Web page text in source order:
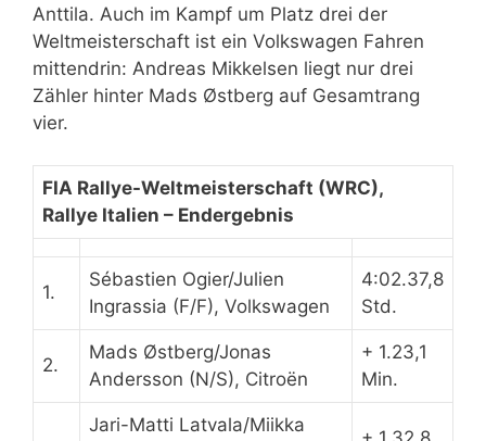
Anttila. Auch im Kampf um Platz drei der
Weltmeisterschaft ist ein Volkswagen Fahren
mittendrin: Andreas Mikkelsen liegt nur drei
Zähler hinter Mads Østberg auf Gesamtrang
vier.
FIA Rallye-Weltmeisterschaft (WRC),
Rallye Italien – Endergebnis
1.
Sébastien Ogier/Julien
Ingrassia (F/F), Volkswagen
4:02.37,8
Std.
2.
Mads Østberg/Jonas
Andersson (N/S), Citroën
+ 1.23,1
Min.
Jari-Matti Latvala/Miikka